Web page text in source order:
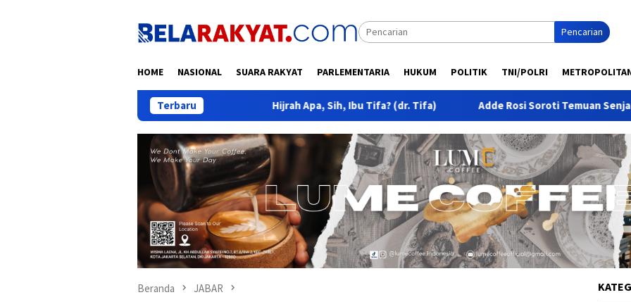
Pencarian
HOME NASIONAL SUARA RAKYAT PARLEMENTARIA HUKUM POLITIK TNI/POLRI
Terbaru
Hijrah Apa, Sih, Ibu Tifa? (dr. Tifa) Adde Rosi Soroti Temuan Senjata, Narkotika dan
Beranda JABAR